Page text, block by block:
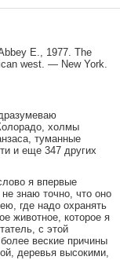
E., 1977. The
west. — New York.
холмы
туманные
и еще 347 других
я впервые
знаю точно, что оно
где надо охранять
животное, которое я
с этой
веские причины
деревья высокими,